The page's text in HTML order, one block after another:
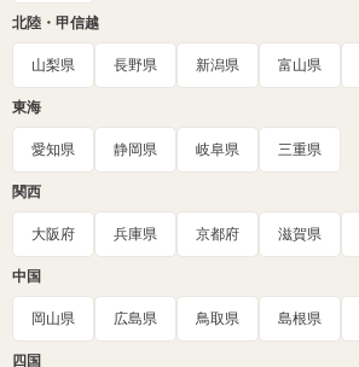
北陸・甲信越
山梨県 長野県 新潟県 富山県
東海
愛知県 静岡県 岐阜県 三重県
関西
大阪府 兵庫県 京都府 滋賀県
中国
岡山県 広島県 鳥取県 島根県
四国